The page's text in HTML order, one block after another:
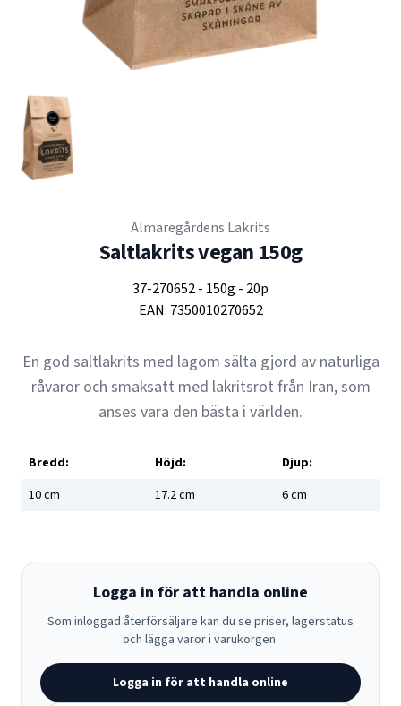
Almaregårdens Lakrits
Saltlakrits vegan 150g
37-270652- 150g - 20p
EAN: 7350010270652
En god saltlakrits med lagom sälta gjord av naturliga
råvaror och smaksatt med lakritsrot från Iran, som
anses vara den bästa i världen.
Bredd: Höjd:
Djup:
10cm 17.2cm 6cm
Logga in för att handla online
Som inloggad återförsäljare kan du se priser, lagerstatus
och lägga varor i varukorgen.
Logga in för att handla online